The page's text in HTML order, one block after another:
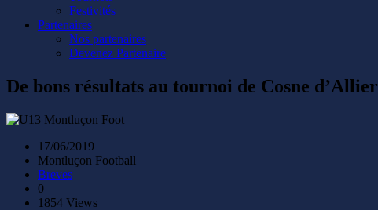
Festivités
Partenaires
Nos partenaires
Devenez Partenaire
De bons résultats au tournoi de Cosne d’Allier
17/06/2019
Montluçon Football
Breves
0
1854 Views